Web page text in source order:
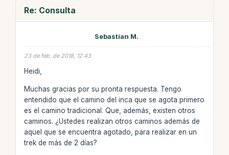
Re: Consulta
Sebastian M.
23 de feb. de 2018, 12:43
Heidi,
Muchas gracias por su pronta respuesta. Tengo
entendido que el camino del inca que se agota primero
es el camino tradicional. Que, además, existen otros
caminos. ¿Ustedes realizan otros caminos además de
aquel que se encuentra agotado, para realizar en un
trek de más de 2 días?